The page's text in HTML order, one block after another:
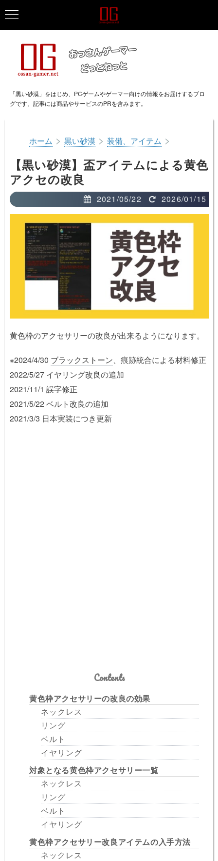
「黒い砂漠」をはじめ、PCゲームやゲーマー向けの情報をお届けするブロ
グです。記事には商品やサービスのPRを含みます。
ホーム > 黒い砂漠 > 装備、アイテム >
【黒い砂漠】盃アイテムによる黄色
アクセの改良
2021/05/22 2026/01/15
黄色枠のアクセサリーの改良が出来るようになります。
※2024/4/30 ブラックストーン、痕跡統合による材料修正
2022/5/27 イヤリング改良の追加
2021/11/1 誤字修正
2021/5/22 ベルト改良の追加
2021/3/3 日本実装につき更新
Contents
黄色枠アクセサリーの改良の効果
ネックレス
リング
ベルト
イヤリング
対象となる黄色枠アクセサリー一覧
ネックレス
リング
ベルト
イヤリング
黄色枠アクセサリー改良アイテムの入手方法
ネックレス